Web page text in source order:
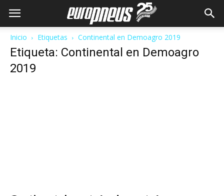
Inicio Etiquetas Continental en Demoagro 2019
Etiqueta: Continental en Demoagro
2019